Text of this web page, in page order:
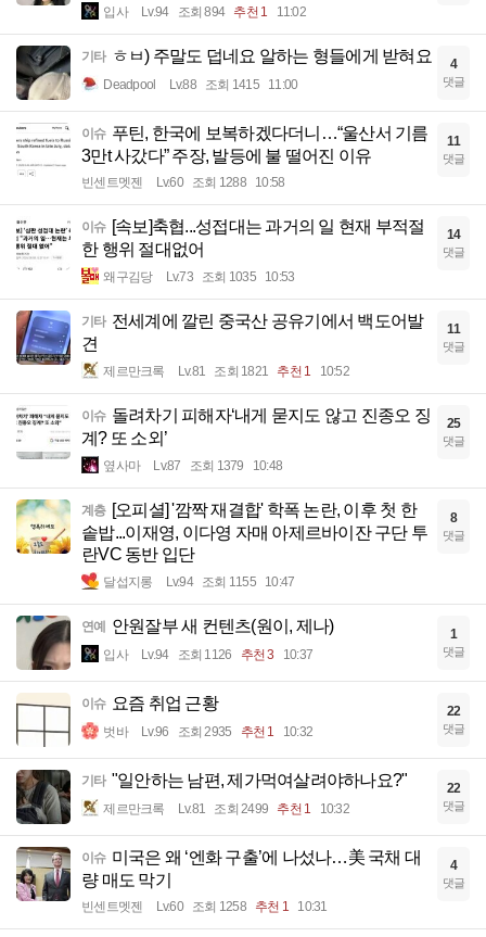
입사 Lv.94 조회 894 추천 1 11:02
기타 ㅎㅂ) 주말도 덥네요 알하는 형들에게 받혀요
Deadpool Lv.88 조회 1415 11:00
4
댓글
이슈 푸틴, 한국에 보복하겠다더니…“울산서 기름
3만t 사갔다” 주장, 발등에 불 떨어진 이유
빈센트멧젠 Lv.60 조회 1288 10:58
11
댓글
이슈 [속보]축협...성접대는 과거의 일 현재 부적절
한 행위 절대없어
왜구김당 Lv.73 조회 1035 10:53
14
댓글
기타 전세계에 깔린 중국산 공유기에서 백도어발
견
제르만크록 Lv.81 조회 1821 추천 1 10:52
11
댓글
이슈 돌려차기 피해자‘내게 묻지도 않고 진종오 징
계? 또 소외’
옆사마 Lv.87 조회 1379 10:48
25
댓글
계층 [오피셜] '깜짝 재결합' 학폭 논란, 이후 첫 한
솥밥...이재영, 이다영 자매 아제르바이잔 구단 투
란VC 동반 입단
달섭지롱 Lv.94 조회 1155 10:47
8
댓글
연예 안원잘부 새 컨텐츠(원이, 제나)
입사 Lv.94 조회 1126 추천 3 10:37
1
댓글
이슈 요즘 취업 근황
벗바 Lv.96 조회 2935 추천 1 10:32
22
댓글
기타 "일안하는 남편, 제가먹여살려야하나요?"
제르만크록 Lv.81 조회 2499 추천 1 10:32
22
댓글
이슈 미국은 왜 ‘엔화 구출’에 나섰나…美 국채 대
량 매도 막기
빈센트멧젠 Lv.60 조회 1258 추천 1 10:31
4
댓글